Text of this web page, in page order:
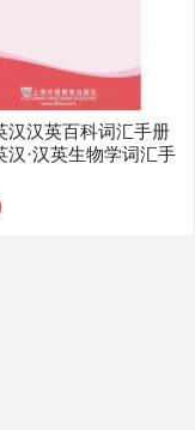
汉汉英百科词汇手册
汉·汉英生物学词汇手